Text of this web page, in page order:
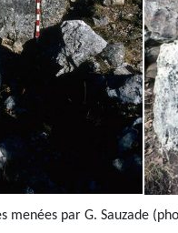
menées par G. Sauzade